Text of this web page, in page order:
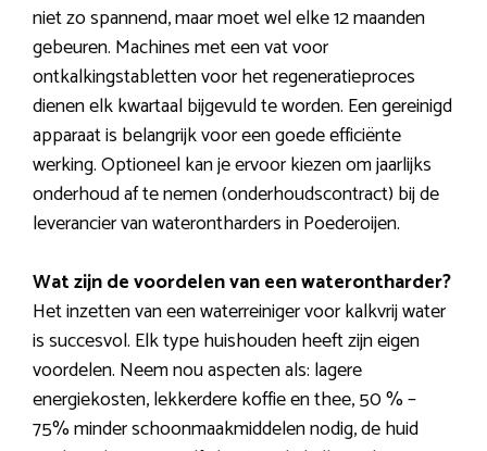
niet zo spannend, maar moet wel elke 12 maanden
gebeuren. Machines met een vat voor
ontkalkingstabletten voor het regeneratieproces
dienen elk kwartaal bijgevuld te worden. Een gereinigd
apparaat is belangrijk voor een goede efficiënte
werking. Optioneel kan je ervoor kiezen om jaarlijks
onderhoud af te nemen (onderhoudscontract) bij de
leverancier van waterontharders in Poederoijen.
Wat zijn de voordelen van een waterontharder?
Het inzetten van een waterreiniger voor kalkvrij water
is succesvol. Elk type huishouden heeft zijn eigen
voordelen. Neem nou aspecten als: lagere
energiekosten, lekkerdere koffie en thee, 50 % –
75% minder schoonmaakmiddelen nodig, de huid